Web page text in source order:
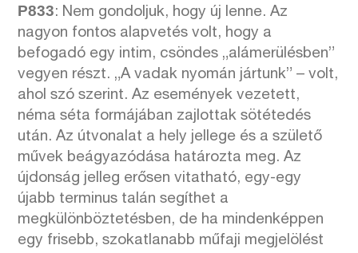
P833: Nem gondoljuk, hogy új lenne. Az
nagyon fontos alapvetés volt, hogy a
befogadó egy intim, csöndes „alámerülésben”
vegyen részt. „A vadak nyomán jártunk” – volt,
ahol szó szerint. Az események vezetett,
néma séta formájában zajlottak sötétedés
után. Az útvonalat a hely jellege és a születő
művek beágyazódása határozta meg. Az
újdonság jelleg erősen vitatható, egy-egy
újabb terminus talán segíthet a
megkülönböztetésben, de ha mindenképpen
egy frisebb, szokatlanabb műfaji megjelölést